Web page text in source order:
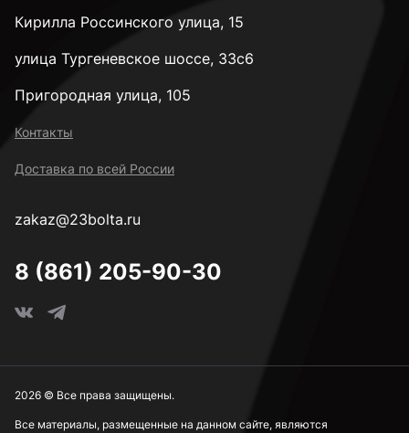
Кирилла Россинского улица, 15
улица Тургеневское шоссе, 33с6
Пригородная улица, 105
Контакты
Доставка по всей России
zakaz@23bolta.ru
8 (861) 205-90-30
Все материалы, размещенные на данном сайте, являются
2026 © Все права защищены.